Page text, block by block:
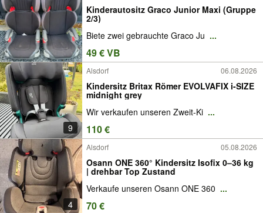
Kinderautositz Graco Junior Maxi (Gruppe
2/3)
Biete zwei gebrauchte Graco Ju ...
49 € VB
9
Alsdorf 06.08.2026
Kindersitz Britax Römer EVOLVAFIX i-SIZE
midnight grey
Wir verkaufen unseren Zweit-Ki ...
110 €
4
Alsdorf 05.08.2026
Osann ONE 360° Kindersitz Isofix 0–36 kg
| drehbar Top Zustand
Verkaufe unseren Osann ONE 360 ...
70 €